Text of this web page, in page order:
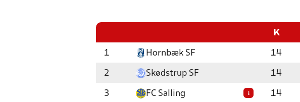
K
1 Hornbæk SF 14
2 Skødstrup SF 14
3 FC Salling i 14